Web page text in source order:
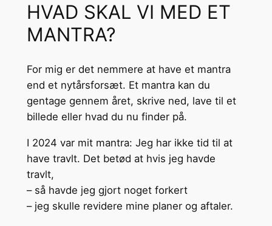
HVAD SKAL VI MED ET
MANTRA?
For mig er det nemmere at have et mantra
end et nytårsforsæt. Et mantra kan du
gentage gennem året, skrive ned, lave til et
billede eller hvad du nu finder på.
I 2024 var mit mantra: Jeg har ikke tid til at
have travlt. Det betød at hvis jeg havde
travlt,
– så havde jeg gjort noget forkert
– jeg skulle revidere mine planer og aftaler.